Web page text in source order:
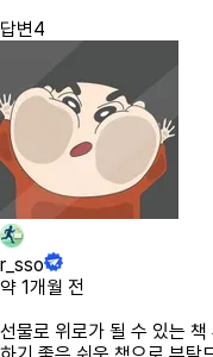
답변4
r_sso
약 1개월 전
선물로 위로가 될 수 있는